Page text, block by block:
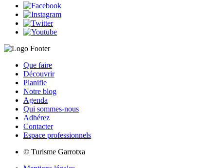
Que faire
Découvrir
Planifie
Notre blog
Agenda
Qui sommes-nous
Adhérez
Contacter
Espace professionnels
© Turisme Garrotxa